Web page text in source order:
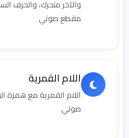
والآخر متحرك، والحرف
مقطع صوتي
اللام القمرية
اللام القمرية مع همزة
صوتي